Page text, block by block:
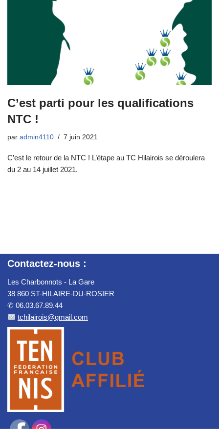
C’est parti pour les qualifications
NTC !
par admin4110 7 juin 2021
C’est le retour de la NTC ! L’étape au TC Hilairois se déroulera
du 2 au 14 juillet 2021.
Contactez-nous :
Les Charbonnots - La Gare
38 860 ST-HILAIRE-DU-ROSIER
✆ 06.03.67.89.44
tchilairois@gmail.com